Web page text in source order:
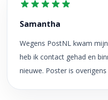
Samantha
Wegens PostNL kwam
heb ik contact gehad en
nieuwe. Poster is